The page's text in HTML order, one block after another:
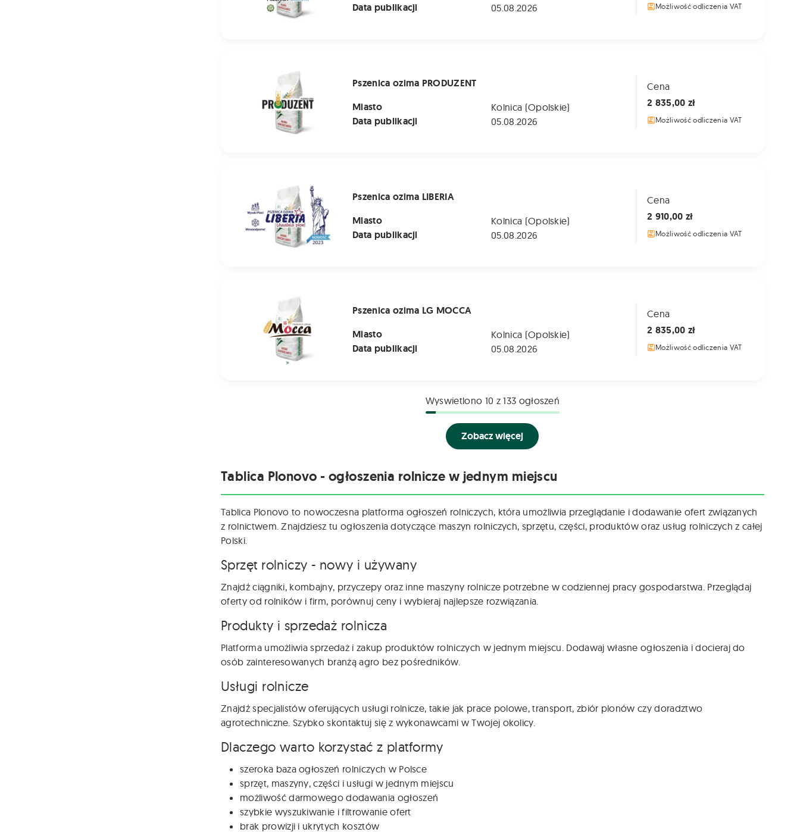
Data publikacji 05.08.2026 Możliwość odliczenia VAT
Pszenica ozima PRODUZENT
Miasto
Kolnica (Opolskie)
Data publikacji 05.08.2026
Cena
2 835,00 zł
Możliwość odliczenia VAT
Pszenica ozima LIBERIA
Miasto
Kolnica (Opolskie)
Data publikacji 05.08.2026
Cena
2 910,00 zł
Możliwość odliczenia VAT
Pszenica ozima LG MOCCA
Miasto
Kolnica (Opolskie)
Data publikacji 05.08.2026
Cena
2 835,00 zł
Możliwość odliczenia VAT
Wyswietlono 10 z 133 ogłoszeń
Zobacz więcej
Tablica Plonovo - ogłoszenia rolnicze w jednym miejscu
Tablica Plonovo to nowoczesna platforma ogłoszeń rolniczych, która umożliwia przeglądanie i dodawanie ofert związanych
z rolnictwem. Znajdziesz tu ogłoszenia dotyczące maszyn rolniczych, sprzętu, części, produktów oraz usług rolniczych z całej
Polski.
Sprzęt rolniczy - nowy i używany
Znajdź ciągniki, kombajny, przyczepy oraz inne maszyny rolnicze potrzebne w codziennej pracy gospodarstwa. Przeglądaj
oferty od rolników i firm, porównuj ceny i wybieraj najlepsze rozwiązania.
Produkty i sprzedaż rolnicza
Platforma umożliwia sprzedaż i zakup produktów rolniczych w jednym miejscu. Dodawaj własne ogłoszenia i docieraj do
osób zainteresowanych branżą agro bez pośredników.
Usługi rolnicze
Znajdź specjalistów oferujących usługi rolnicze, takie jak prace polowe, transport, zbiór plonów czy doradztwo
agrotechniczne. Szybko skontaktuj się z wykonawcami w Twojej okolicy.
Dlaczego warto korzystać z platformy
szeroka baza ogłoszeń rolniczych w Polsce
sprzęt, maszyny, części i usługi w jednym miejscu
możliwość darmowego dodawania ogłoszeń
szybkie wyszukiwanie i filtrowanie ofert
brak prowizji i ukrytych kosztów